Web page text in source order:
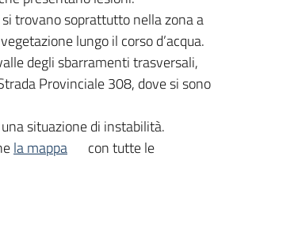
trovano soprattutto nella zona a
lungo il corso d’acqua.
degli sbarramenti trasversali,
Provinciale 308, dove si sono
situazione di instabilità.
la mappa
con tutte le